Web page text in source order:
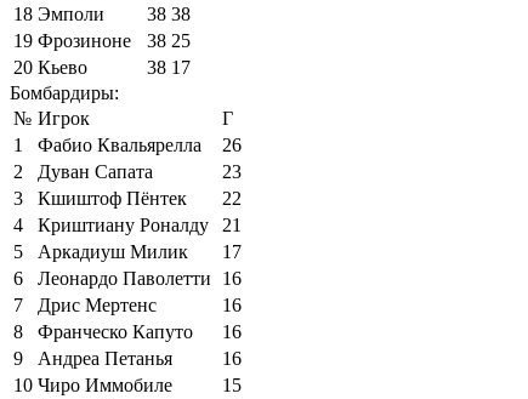
18 Эмполи 38 38
19 Фрозиноне 38 25
20 Кьево 38 17
Бомбардиры:
№ Игрок
Г
1
Фабио Квальярелла
26
2
Дуван Сапата
23
3
Кшиштоф Пёнтек
22
4
Криштиану Роналду
21
5
Аркадиуш Милик
17
6
Леонардо Паволетти
16
7
Дрис Мертенс
16
8
Франческо Капуто
16
9
Андреа Петанья
16
10 Чиро Иммобиле
15